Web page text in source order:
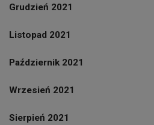
Grudzień 2021
Listopad 2021
Październik 2021
Wrzesień 2021
Sierpień 2021